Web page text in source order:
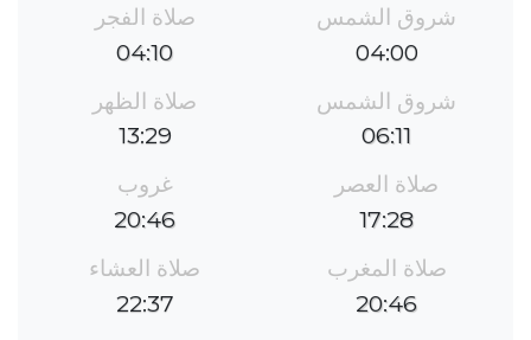
شروق الشمس
04:00
صلاة الفجر
04:10
شروق الشمس
06:11
صلاة الظهر
13:29
صلاة العصر
17:28
غروب
20:46
صلاة المغرب
20:46
صلاة العشاء
22:37